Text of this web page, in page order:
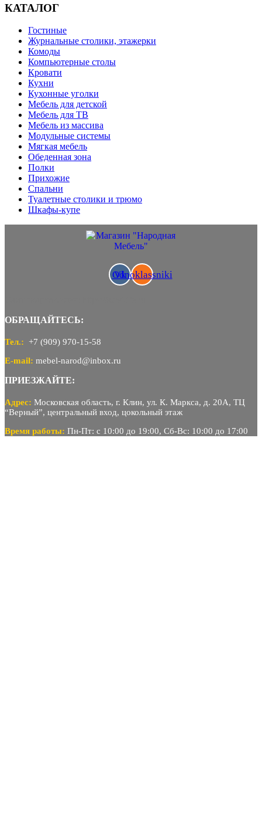
КАТАЛОГ
Гостиные
Журнальные столики, этажерки
Комоды
Компьютерные столы
Кровати
Кухни
Кухонные уголки
Мебель для детской
Мебель для ТВ
Мебель из массива
Модульные системы
Мягкая мебель
Обеденная зона
Полки
Прихожие
Спальни
Туалетные столики и трюмо
Шкафы-купе
Vk
Odnoklassniki
ОБРАЩАЙТЕСЬ:
Тел.: +7 (909) 970-15-58
E-mail: mebel-narod@inbox.ru
ПРИЕЗЖАЙТЕ:
Адрес: Московская область, г. Клин, ул. К. Маркса, д. 20А, ТЦ
“Верный”, центральный вход, цокольный этаж
Время работы: Пн-Пт: с 10:00 до 19:00, Сб-Вс: 10:00 до 17:00